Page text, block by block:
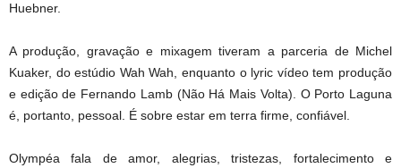
Huebner.
A produção, gravação e mixagem tiveram a parceria de Michel
Kuaker, do estúdio Wah Wah, enquanto o lyric vídeo tem produção
e edição de Fernando Lamb (Não Há Mais Volta). O Porto Laguna
é, portanto, pessoal. É sobre estar em terra firme, confiável.
Olympéa fala de amor, alegrias, tristezas, fortalecimento e